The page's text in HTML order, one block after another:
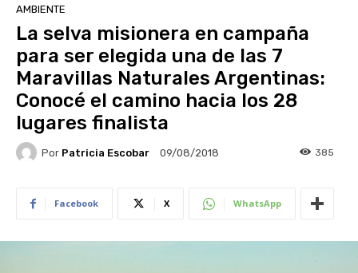
AMBIENTE
La selva misionera en campaña
para ser elegida una de las 7
Maravillas Naturales Argentinas:
Conocé el camino hacia los 28
lugares finalista
Por Patricia Escobar 09/08/2018 385
Facebook X WhatsApp